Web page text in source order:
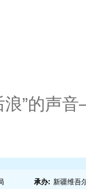
浪”的声
承办: 新疆维吾